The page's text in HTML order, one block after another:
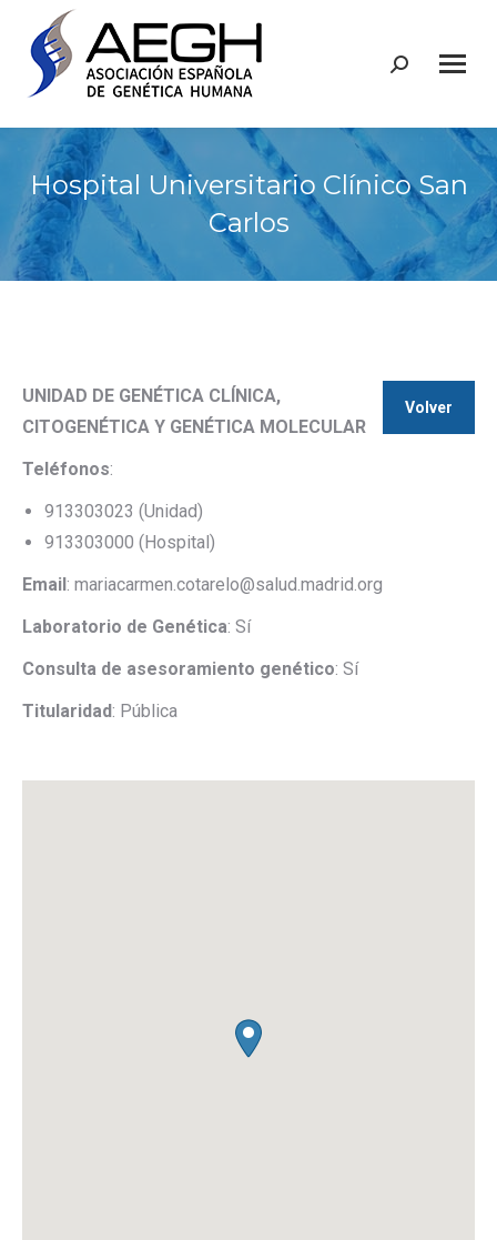
Buscar:
Hospital Universitario Clínico San
Carlos
Volver
UNIDAD DE GENÉTICA CLÍNICA,
CITOGENÉTICA Y GENÉTICA MOLECULAR
Teléfonos:
913303023 (Unidad)
913303000 (Hospital)
Email: mariacarmen.cotarelo@salud.madrid.org
Laboratorio de Genética: Sí
Consulta de asesoramiento genético: Sí
Titularidad: Pública